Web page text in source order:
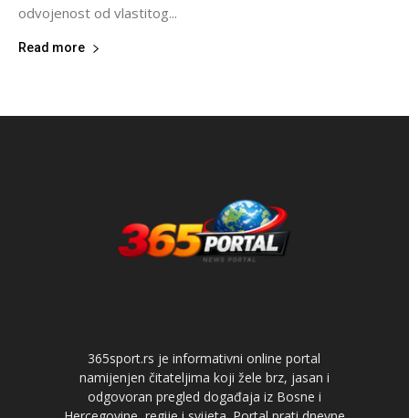
odvojenost od vlastitog...
Read more
365sport.rs je informativni online portal
namijenjen čitateljima koji žele brz, jasan i
odgovoran pregled događaja iz Bosne i